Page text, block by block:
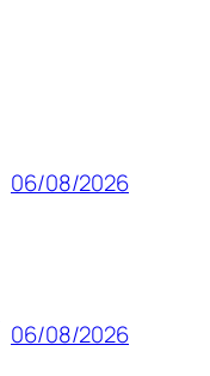
06/08/2026
06/08/2026